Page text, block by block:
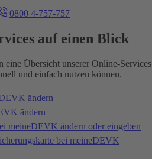
0800 4-757-757
auf einen Blick
eine Übersicht unserer Online-Services
und einfach nutzen können.
ändern
ändern
meineDEVK ändern oder eingeben
bei meineDEVK